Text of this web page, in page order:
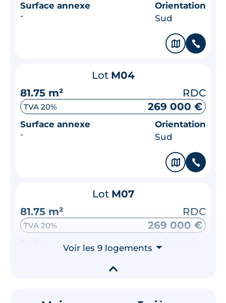
Surface annexe
-
Orientation
Sud
🗞 📞
Lot M04
81.75 m²
RDC
TVA 20% 269 000 €
Surface annexe
-
Orientation
Sud
🗞 📞
Lot M07
81.75 m²
RDC
TVA 20% 269 000 €
Surface annexeVoir les 9 logements ⮟
▾